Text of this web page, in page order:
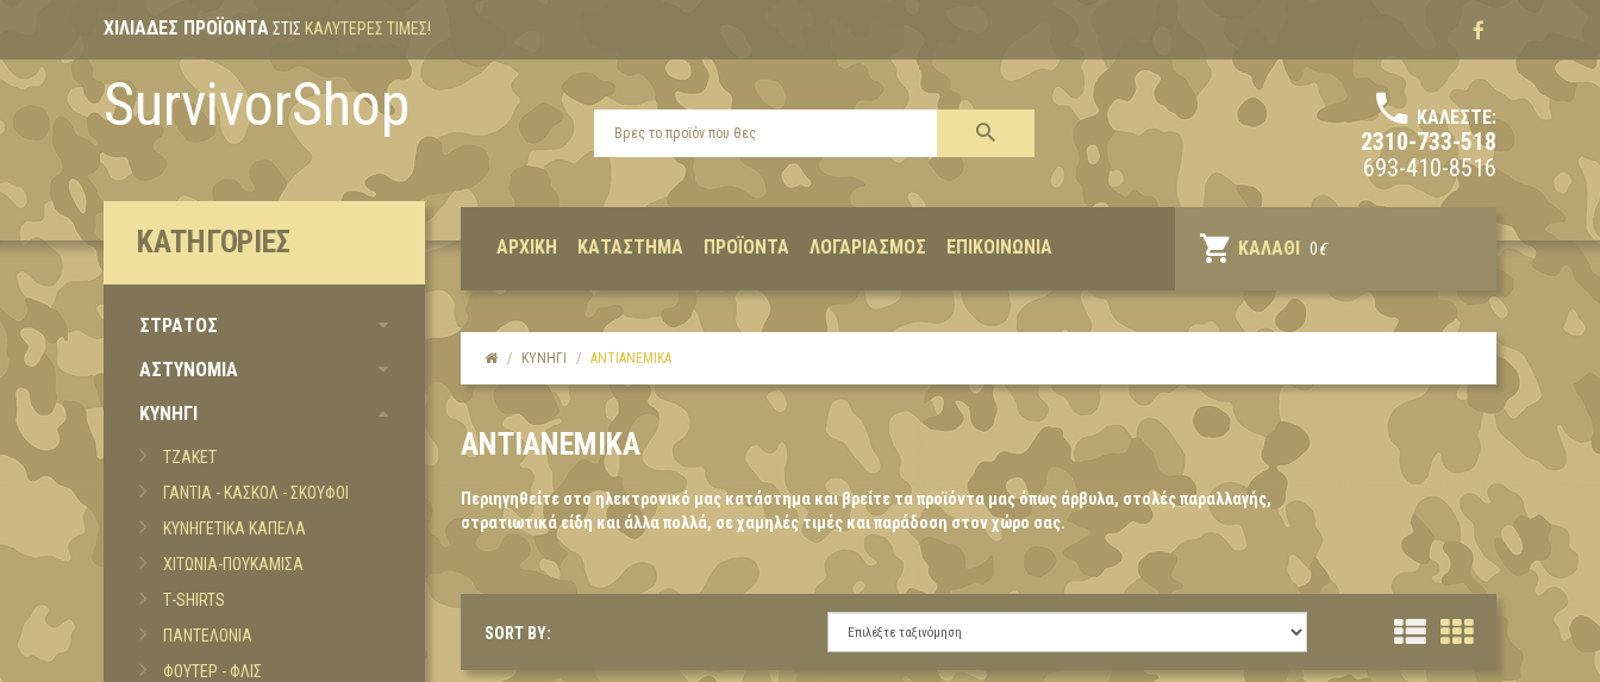
ΧΙΛΙΆΔΕΣ ΠΡΟΪΌΝΤΑΣΤΙΣ ΚΑΛΎΤΕΡΕΣ ΤΙΜΈΣ!
SurvivorShop ΚΑΛΈΣΤΕ:
2310-733-518
693-410-8516
ΚΑΛΆΘΙ 0€
ΑΡΧΙΚΉ ΚΑΤΆΣΤΗΜΑ ΠΡΟΪΌΝΤΑ ΛΟΓΑΡΙΑΣΜΌΣ ΕΠΙΚΟΙΝΩΝΊΑ
ΚΑΤΗΓΟΡΊΕΣ
ΣΤΡΑΤΟΣ
ΑΣΤΥΝΟΜΙΑ
ΚΥΝΗΓΙ
ΤΖΑΚΕΤ
ΓΑΝΤΙΑ - ΚΑΣΚΟΛ - ΣΚΟΥΦΟΙ
ΚΥΝΗΓΕΤΙΚΑ ΚΑΠΕΛΑ
ΧΙΤΩΝΙΑ-ΠΟΥΚΑΜΙΣΑ
Τ-SHIRTS
ΠΑΝΤΕΛΟΝΙΑ
ΦΟΥΤΕΡ - ΦΛΙΣ
ΚΥΝΗΓΙ ΑΝΤΙΑΝΕΜΙΚΑ
ΑΝΤΙΑΝΕΜΙΚΑ
Περιηγηθείτε στο ηλεκτρονικό μας κατάστημα και βρείτε τα προϊόντα μας όπως άρβυλα, στολές παραλλαγής,
στρατιωτικά είδη και άλλα πολλά, σε χαμηλές τιμές και παράδοση στον χώρο σας.
SORT BY: